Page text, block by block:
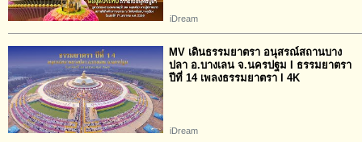
iDream
MV เดินธรรมยาตรา อนุสรณ์สถานบาง
ปลา อ.บางเลน จ.นครปฐม I ธรรมยาตรา
ปีที่ 14 เพลงธรรมยาตรา l 4K
iDream